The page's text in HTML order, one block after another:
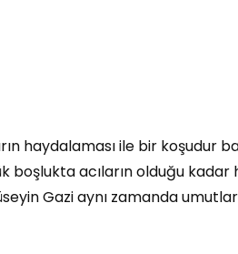
haydalaması ile bir koşudur
boşlukta acıların olduğu
Gazi aynı zamanda